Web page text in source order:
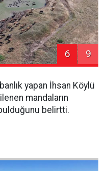
6 9
yapan İhsan Köylü
mandaların
belirtti.